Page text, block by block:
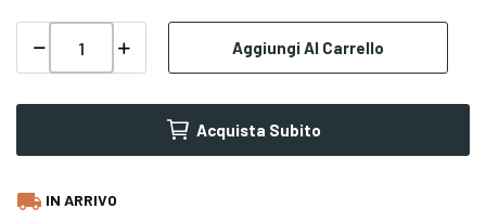
Aggiungi Al Carrello
Acquista Subito
local_shipping IN ARRIVO